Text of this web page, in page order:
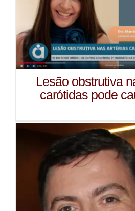
Lesão obstrutiva
carótidas pode